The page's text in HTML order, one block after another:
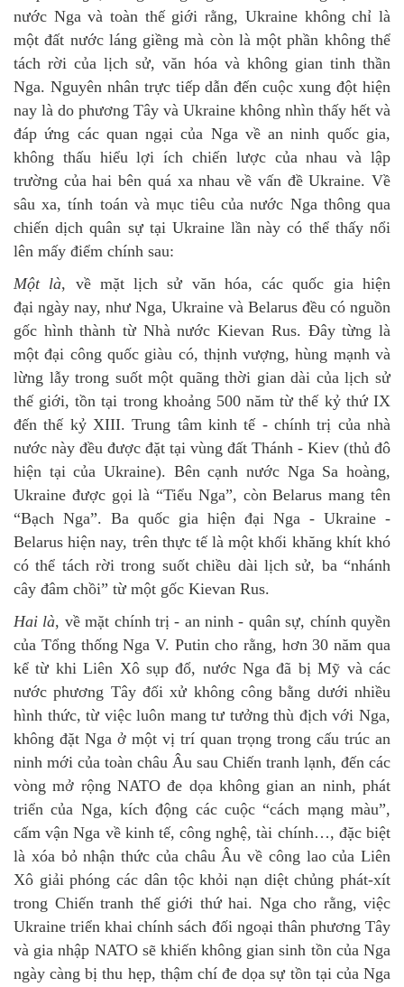
nước Nga và toàn thế giới rằng, Ukraine không chỉ là
một đất nước láng giềng mà còn là một phần không thể
tách rời của lịch sử, văn hóa và không gian tinh thần
Nga. Nguyên nhân trực tiếp dẫn đến cuộc xung đột hiện
nay là do phương Tây và Ukraine không nhìn thấy hết và
đáp ứng các quan ngại của Nga về an ninh quốc gia,
không thấu hiểu lợi ích chiến lược của nhau và lập
trường của hai bên quá xa nhau về vấn đề Ukraine. Về
sâu xa, tính toán và mục tiêu của nước Nga thông qua
chiến dịch quân sự tại Ukraine lần này có thể thấy nổi
lên mấy điểm chính sau:
Một là, về mặt lịch sử văn hóa, các quốc gia hiện
đại ngày nay, như Nga, Ukraine và Belarus đều có nguồn
gốc hình thành từ Nhà nước Kievan Rus. Đây từng là
một đại công quốc giàu có, thịnh vượng, hùng mạnh và
lừng lẫy trong suốt một quãng thời gian dài của lịch sử
thế giới, tồn tại trong khoảng 500 năm từ thế kỷ thứ IX
đến thế kỷ XIII. Trung tâm kinh tế - chính trị của nhà
nước này đều được đặt tại vùng đất Thánh - Kiev (thủ đô
hiện tại của Ukraine). Bên cạnh nước Nga Sa hoàng,
Ukraine được gọi là “Tiểu Nga”, còn Belarus mang tên
“Bạch Nga”. Ba quốc gia hiện đại Nga - Ukraine -
Belarus hiện nay, trên thực tế là một khối khăng khít khó
có thể tách rời trong suốt chiều dài lịch sử, ba “nhánh
cây đâm chồi” từ một gốc Kievan Rus.
Hai là, về mặt chính trị - an ninh - quân sự, chính quyền
của Tổng thống Nga V. Putin cho rằng, hơn 30 năm qua
kể từ khi Liên Xô sụp đổ, nước Nga đã bị Mỹ và các
nước phương Tây đối xử không công bằng dưới nhiều
hình thức, từ việc luôn mang tư tưởng thù địch với Nga,
không đặt Nga ở một vị trí quan trọng trong cấu trúc an
ninh mới của toàn châu Âu sau Chiến tranh lạnh, đến các
vòng mở rộng NATO đe dọa không gian an ninh, phát
triển của Nga, kích động các cuộc “cách mạng màu”,
cấm vận Nga về kinh tế, công nghệ, tài chính…, đặc biệt
là xóa bỏ nhận thức của châu Âu về công lao của Liên
Xô giải phóng các dân tộc khỏi nạn diệt chủng phát-xít
trong Chiến tranh thế giới thứ hai. Nga cho rằng, việc
Ukraine triển khai chính sách đối ngoại thân phương Tây
và gia nhập NATO sẽ khiến không gian sinh tồn của Nga
ngày càng bị thu hẹp, thậm chí đe dọa sự tồn tại của Nga